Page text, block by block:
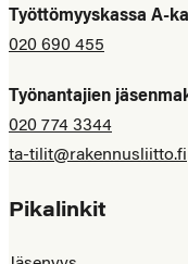
Työttömyyskassa A-
020 690 455
Työnantajien
020 774 3344
ta-tilit@rakennusliitto.fi
Pikalinkit